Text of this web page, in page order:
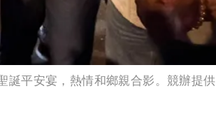
誕平安宴，熱情和鄉親合影。競辦提供